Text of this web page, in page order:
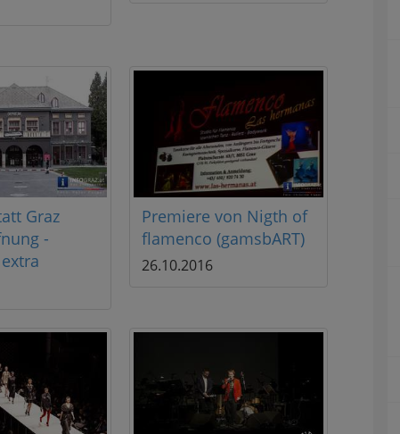
Graz
-
Premiere von Nigth of
flamenco (gamsbART)
26.10.2016